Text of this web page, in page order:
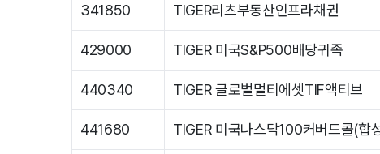
341850 TIGER리츠부동산인프라채권
429000 TIGER 미국S&P500배당귀족
440340 TIGER 글로벌멀티에셋TIF액티브
441680 TIGER 미국나스닥100커버드콜(합